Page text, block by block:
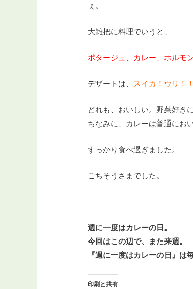
ぇ。
大雑把に料理でいうと、
ポタージュ、カレー、ホルモ
デザートは、 スイカ！ウリ！！
どれも、おいしい。野菜好き
ちなみに、カレーは普通にお
すっかり食べ過ぎました。
ごちそうさまでした。
週に一度はカレーの日。
今回はこの辺で、
また来週。
『週に一度はカレーの日』は
印刷と共有